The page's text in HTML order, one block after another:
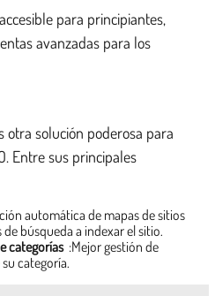
para principiantes,
avanzadas para los
otra solución poderosa para
Entre sus principales
automática de mapas de sitios
búsqueda a indexar el sitio.
categorías :Mejor gestión de
categoría.